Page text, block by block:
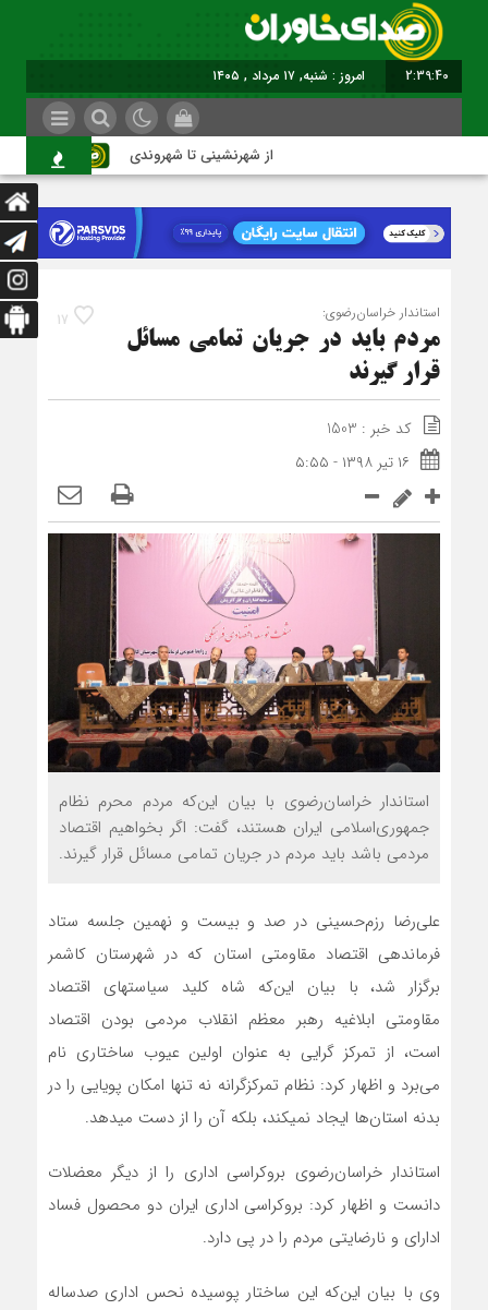
2:39:41 امروز : شنبه, ۱۷ مرداد , ۱۴۰۵
از شهرنشینی تا شهروندی
17 استاندار خراسان‌رضوی:
مردم باید در جریان تمامی مسائل
قرار گیرند
کد خبر : 1503
۱۶ تیر ۱۳۹۸ - ۵:۵۵
استاندار خراسان‌رضوی با بیان این‌که مردم محرم نظام
جمهوری‌اسلامی ایران هستند، گفت: اگر بخواهیم اقتصاد
مردمی باشد باید مردم در جریان تمامی مسائل قرار گیرند.
علی‌رضا رزم‌حسینی در صد و بیست و نهمین جلسه ستاد
فرماندهی اقتصاد مقاومتی استان که در شهرستان کاشمر
برگزار شد، با بیان این‌که شاه کلید سیاست‎های اقتصاد
مقاومتی ابلاغیه رهبر معظم انقلاب مردمی بودن اقتصاد
است، از تمرکز گرایی به عنوان اولین عیوب ساختاری نام
می‌برد و اظهار کرد: نظام تمرکزگرانه نه تنها امکان پویایی را در
بدنه استان‌ها ایجاد نمی‎کند، بلکه آن را از دست می‎دهد.
استاندار خراسان‌رضوی بروکراسی اداری را از دیگر معضلات
دانست و اظهار کرد: بروکراسی اداری ایران دو محصول فساد
ادارای و نارضایتی مردم را در پی دارد.
وی با بیان این‌که این ساختار پوسیده نحس اداری صدساله